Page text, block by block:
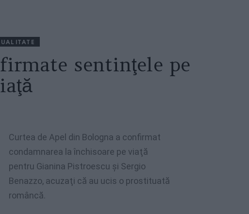
sentinţele pe
Curtea de Apel din Bologna a confirmat
condamnarea la închisoare pe viaţă
pentru Gianina Pistroescu şi Sergio
Benazzo, acuzaţi că au ucis o prostituată
româncă.